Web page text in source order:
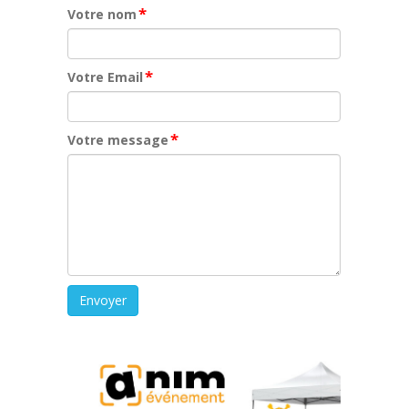
Votre nom*
Votre Email*
Votre message*